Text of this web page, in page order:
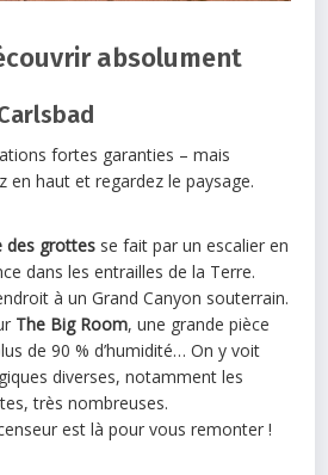
absolument
fortes garanties – mais
en haut et regardez le paysage.
des grottes se fait par un escalier en
dans les entrailles de la Terre.
à un Grand Canyon souterrain.
The Big Room, une grande pièce
de 90 % d’humidité… On y voit
diverses, notamment les
très nombreuses.
est là pour vous remonter !